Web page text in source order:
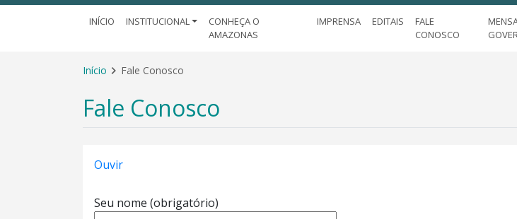
INÍCIO INSTITUCIONAL
CONHEÇA O
AMAZONAS
IMPRENSA EDITAIS
FALE
CONOSCO
Início Fale Conosco
Fale Conosco
Ouvir
Seu nome (obrigatório)